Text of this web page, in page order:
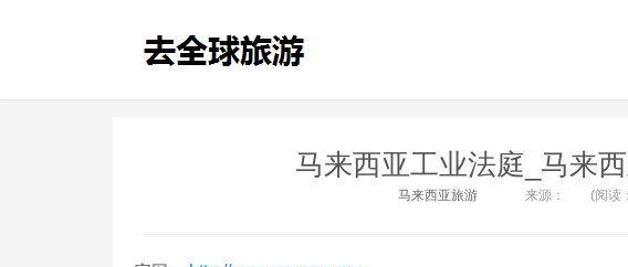
马来西亚工业法庭_马来
马来西亚旅游 来源： (阅读